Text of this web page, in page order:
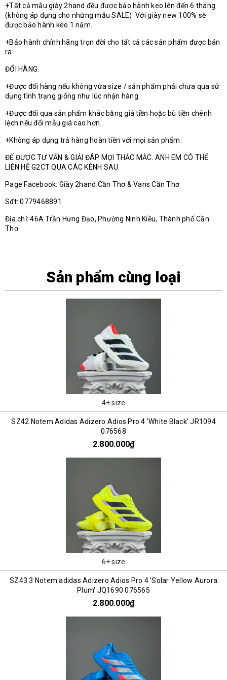
+Tất cả mẫu giày 2hand đều được bảo hành keo lên đến 6 tháng
(không áp dụng cho những mẫu SALE). Với giày new 100% sẽ
được bảo hành keo 1 năm.
+Bảo hành chính hãng trọn đời cho tất cả các sản phẩm được bán
ra.
ĐỔI HÀNG:
+Được đổi hàng nếu không vừa size / sản phẩm phải chưa qua sử
dụng tình trạng giống như lúc nhận hàng.
+Được đổi qua sản phẩm khác bằng giá tiền hoặc bù tiền chênh
lệch nếu đổi mẫu giá cao hơn.
+Không áp dụng trả hàng hoàn tiền với mọi sản phẩm.
ĐỂ ĐƯỢC TƯ VẤN & GIẢI ĐÁP MỌI THẮC MẮC. ANH EM CÓ THỂ
LIÊN HỆ G2CT QUA CÁC KÊNH SAU.
Page Facebook: Giày 2hand Cần Thơ & Vans Cần Thơ
Sđt: 0779468891
Địa chỉ: 46A Trần Hưng Đạo, Phường Ninh Kiều, Thành phố Cần
Thơ
Sản phẩm cùng loại
4+ size
SZ42 Notem Adidas Adizero Adios Pro 4 'White Black' JR1094
076568
2.800.000₫
6+ size
SZ43.3 Notem adidas Adizero Adios Pro 4 'Solar Yellow Aurora
Plum' JQ1690 076565
2.800.000₫